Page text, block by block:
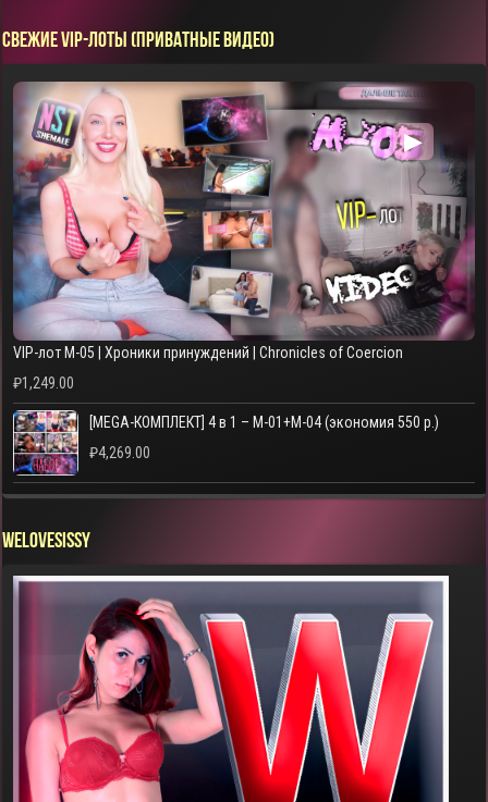
СВЕЖИЕ VIP-ЛОТЫ (ПРИВАТНЫЕ ВИДЕО)
▶
VIP-лот M-05 | Хроники принуждений | Chronicles of Coercion
₽1,249.00
[MEGA-КОМПЛЕКТ] 4 в 1 – M-01+M-04 (экономия 550 р.)
₽4,269.00
WELOVESISSY